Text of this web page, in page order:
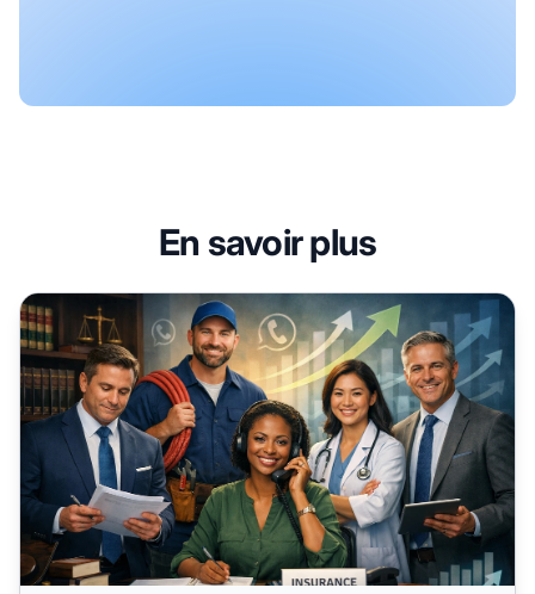
En savoir plus
Secteurs qui bénéficient le plus des programmes